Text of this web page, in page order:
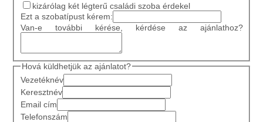
kizárólag két légterű családi szoba érdekel
Ezt a szobatípust kérem:
Van-e további kérése, kérdése az ajánlathoz?
Hová küldhetjük az ajánlatot?
Vezetéknév
Keresztnév
Email cím
Telefonszám